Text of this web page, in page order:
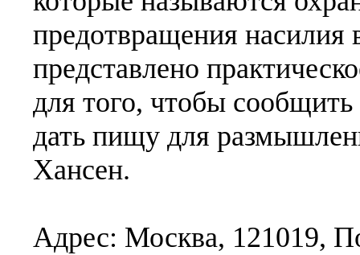
предотвращения
представлено
для того, чтобы
дать пищу для
Хансен.
Адрес: Москва, 121019,